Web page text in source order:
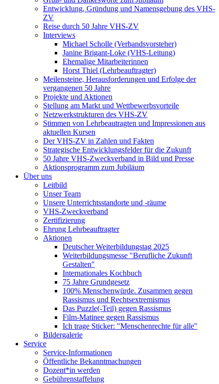
Entwicklung, Gründung und Namensgebung des VHS-
ZV
Reise durch 50 Jahre VHS-ZV
Interviews
Michael Scholle (Verbandsvorsteher)
Janine Brigant-Loke (VHS-Leitung)
Ehemalige Mitarbeiterinnen
Horst Thiel (Lehrbeauftragter)
Meilensteine, Herausforderungen und Erfolge der
vergangenen 50 Jahre
Projekte und Aktionen
Stellung am Markt und Wettbewerbsvorteile
Netzwerkstrukturen des VHS-ZV
Stimmen von Lehrbeautragten und Impressionen aus
aktuellen Kursen
Der VHS-ZV in Zahlen und Fakten
Strategische Entwicklungsfelder für die Zukunft
50 Jahre VHS-Zweckverband in Bild und Presse
Aktionsprogramm zum Jubiläum
Über uns
Leitbild
Unser Team
Unsere Unterrichtsstandorte und -räume
VHS-Zweckverband
Zertifizierung
Ehrung Lehrbeauftragter
Aktionen
Deutscher Weiterbildungstag 2025
Weiterbildungsmesse "Berufliche Zukunft
Gestalten"
Internationales Kochbuch
75 Jahre Grundgesetz
100% Menschenwürde. Zusammen gegen
Rassismus und Rechtsextremismus
Das Puzzle(-Teil) gegen Rassismus
Film-Matinee gegen Rassismus
Ich trage Sticker: "Menschenrechte für alle"
Bildergalerie
Service
Service-Informationen
Öffentliche Bekanntmachungen
Dozent*in werden
Gebührenstaffelung